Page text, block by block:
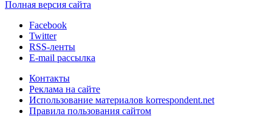
Полная версия сайта
Facebook
Twitter
RSS-ленты
E-mail рассылка
Контакты
Реклама на сайте
Использование материалов korrespondent.net
Правила пользования сайтом